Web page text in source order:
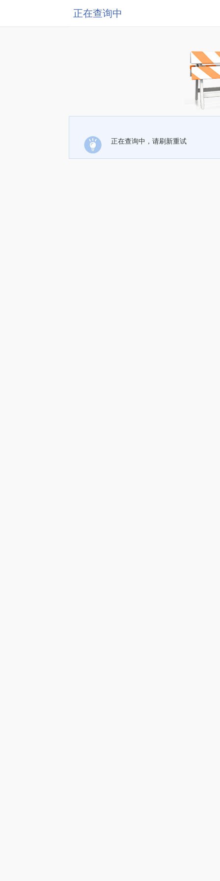
正在查询中
正在查询中，请刷新重试